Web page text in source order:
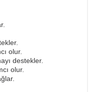
olur.
destekler.
olur.